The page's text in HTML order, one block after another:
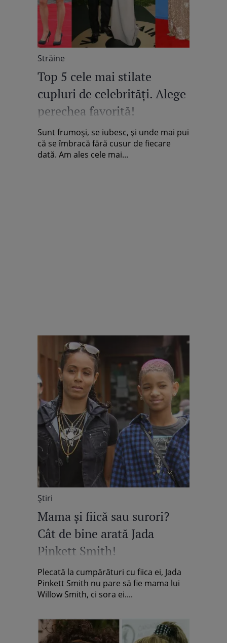
Străine
Top 5 cele mai stilate
cupluri de celebrităţi. Alege
perechea favorită!
Sunt frumoşi, se iubesc, şi unde mai pui
că se îmbracă fără cusur de fiecare
dată. Am ales cele mai...
Știri
Mama şi fiică sau surori?
Cât de bine arată Jada
Pinkett Smith!
Plecată la cumpărături cu fiica ei, Jada
Pinkett Smith nu pare să fie mama lui
Willow Smith, ci sora ei....